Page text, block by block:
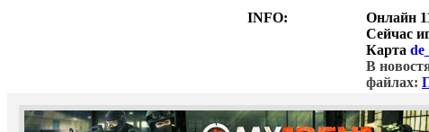
INFO: Онлайн
Сейчас
Карта
В
файлах: